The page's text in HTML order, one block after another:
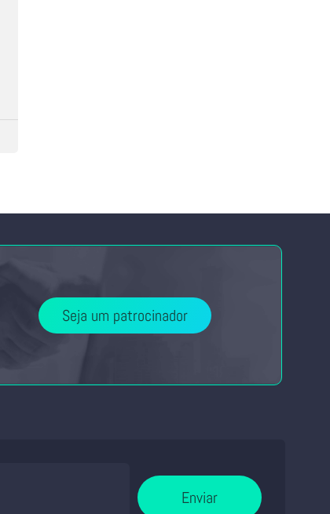
Seja um patrocinador
Enviar